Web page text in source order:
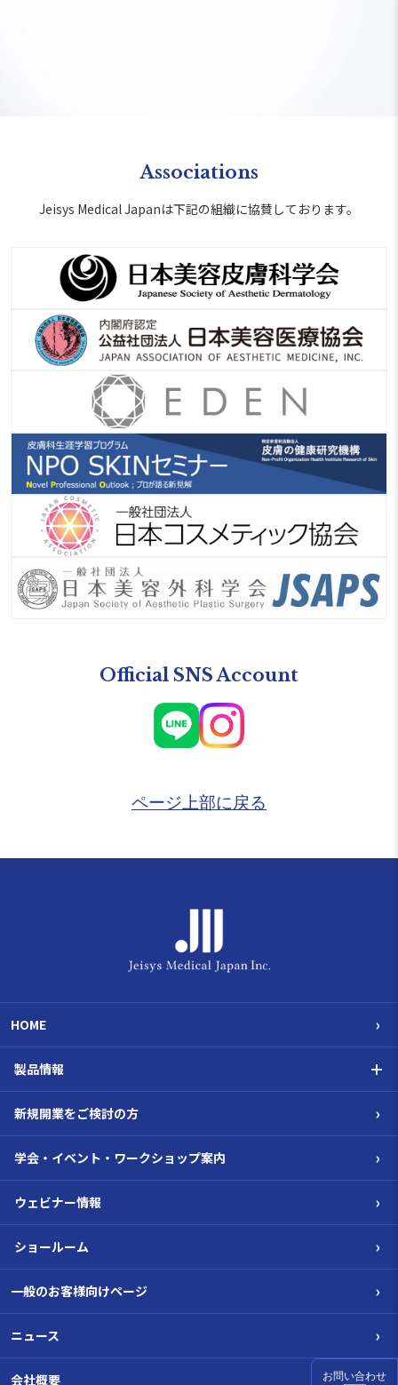
Associations
Jeisys Medical Japanは下記の組織に協賛しております。
お問い合わせ
Official SNS Account
ページ上部に戻る
HOME ›
製品情報 ＋
新規開業をご検討の方 ›
学会・イベント・ワークショップ案内 ›
ウェビナー情報 ›
ショールーム ›
一般のお客様向けページ ›
ニュース ›
会社概要 ›